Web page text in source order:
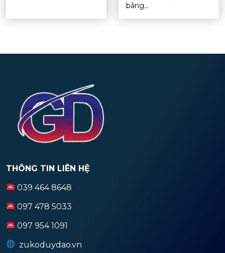
bằng...
THÔNG TIN LIÊN HỆ
039 464 8648
097 478 5033
097 954 1091
zukoduydao.vn